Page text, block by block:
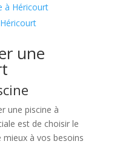
à Héricourt
une
une piscine à
est de choisir le
à vos besoins